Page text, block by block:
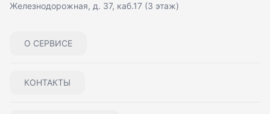
О СЕРВИСЕ
КОНТАКТЫ
Железнодорожная, д. 37, каб.17 (3 этаж)